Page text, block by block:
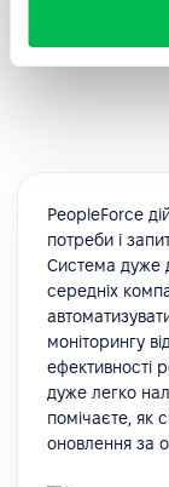
PeopleForce
потреби і
Система дуже
середніх
моніторингу
ефективності
дуже легко
помічаєте, як
оновлення за